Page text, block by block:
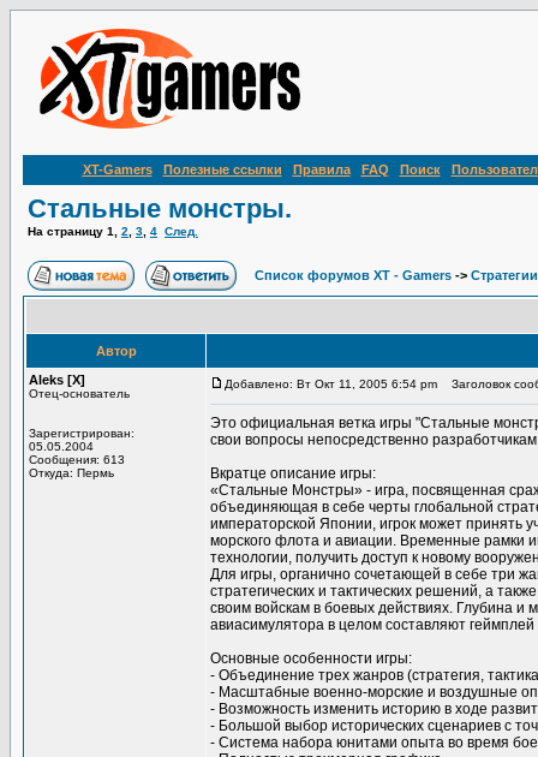
XT-Gamers Полезные ссылки Правила FAQ Поиск
Стальные монстры.
На страницу 1 2 3 4 След.
Список форумов XT - Gamers -> Стратегии
Автор
Aleks [X]
Отец-основатель
Зарегистрирован:
05.05.2004
Сообщения: 613
Откуда: Пермь
Добавлено: Вт Окт 11, 2005 6:54 pm Заголовок
Это официальная ветка игры "Стальные
свои вопросы непосредственно
Вкратце описание игры:
«Стальные Монстры» - игра, посвященная
объединяющая в себе черты глобальной
императорской Японии, игрок может принять
морского флота и авиации. Временные рамки
технологии, получить доступ к новому
Для игры, органично сочетающей в себе три
стратегических и тактических решений, а
своим войскам в боевых действиях. Глубина и
авиасимулятора в целом составляют
Основные особенности игры:
- Объединение трех жанров (стратегия,
- Масштабные военно-морские и воздушные
- Возможность изменить историю в ходе
- Большой выбор исторических сценариев с
- Система набора юнитами опыта во время